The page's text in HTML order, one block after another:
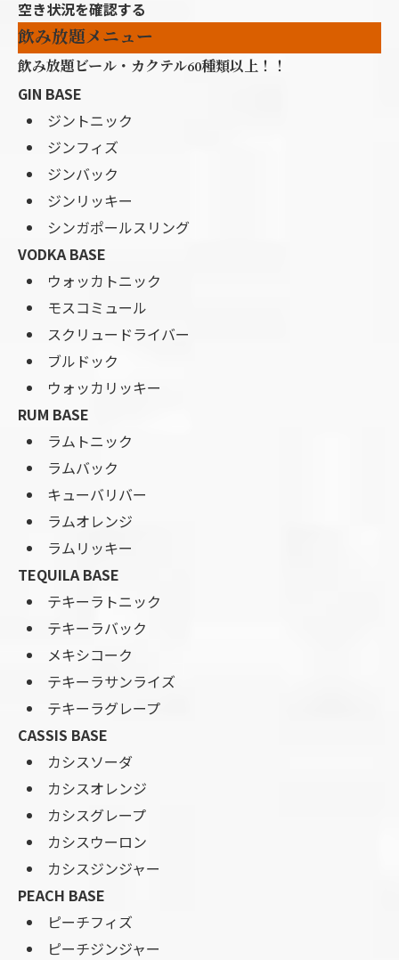
空き状況を確認する
飲み放題メニュー
飲み放題ビール・カクテル60種類以上！！
GIN BASE
ジントニック
ジンフィズ
ジンバック
ジンリッキー
シンガポールスリング
VODKA BASE
ウォッカトニック
モスコミュール
スクリュードライバー
ブルドック
ウォッカリッキー
RUM BASE
ラムトニック
ラムバック
キューバリバー
ラムオレンジ
ラムリッキー
TEQUILA BASE
テキーラトニック
テキーラバック
メキシコーク
テキーラサンライズ
テキーラグレープ
CASSIS BASE
カシスソーダ
カシスオレンジ
カシスグレープ
カシスウーロン
カシスジンジャー
PEACH BASE
ピーチフィズ
ピーチジンジャー